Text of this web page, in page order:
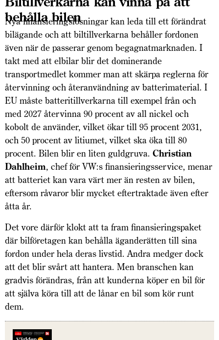
behålla bilen
Nya finansieringslösningar kan leda till ett förändrat
bilägande och att biltillverkarna behåller fordonen
även när de passerar genom begagnatmarknaden. I
takt med att elbilar blir det dominerande
transportmedlet kommer man att skärpa reglerna för
återvinning och återanvändning av batterimaterial. I
EU måste batteritillverkarna till exempel från och
med 2027 återvinna 90 procent av all nickel och
kobolt de använder, vilket ökar till 95 procent 2031,
och 50 procent av litiumet, vilket ska öka till 80
procent. Bilen blir en liten guldgruva. Christian
Dahlheim, chef för VW:s finansieringsservice, menar
att batteriet kan vara värt mer än resten av bilen,
eftersom råvaror blir mycket eftertraktade även efter
åtta år.
Det vore därför klokt att ta fram finansieringspaket
där bilföretagen kan behålla äganderätten till sina
fordon under hela deras livstid. Andra medger dock
att det blir svårt att hantera. Men branschen kan
gradvis förändras, från att kunderna köper en bil för
att själva köra till att de lånar en bil som kör runt
dem.